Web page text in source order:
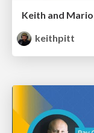
Keith and
keithpitt